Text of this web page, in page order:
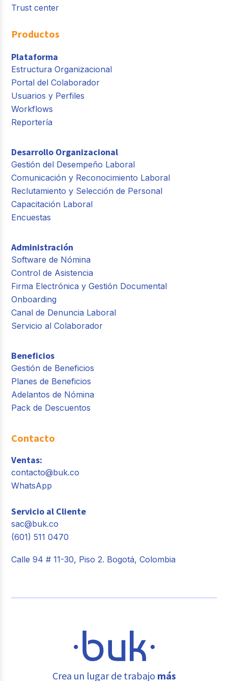
Trust center
Productos
Plataforma
Estructura Organizacional
Portal del Colaborador
Usuarios y Perfiles
Workflows
Reportería
Desarrollo Organizacional
Gestión del Desempeño Laboral
Comunicación y Reconocimiento Laboral
Reclutamiento y Selección de Personal
Capacitación Laboral
Encuestas
Administración
Software de Nómina
Control de Asistencia
Firma Electrónica y Gestión Documental
Onboarding
Canal de Denuncia Laboral
Servicio al Colaborador
Beneficios
Gestión de Beneficios
Planes de Beneficios
Adelantos de Nómina
Pack de Descuentos
Contacto
Ventas:
contacto@buk.co
WhatsApp
Servicio al Cliente
sac@buk.co
(601) 511 0470
Calle 94 # 11-30, Piso 2. Bogotá, Colombia
Crea un lugar de trabajo más